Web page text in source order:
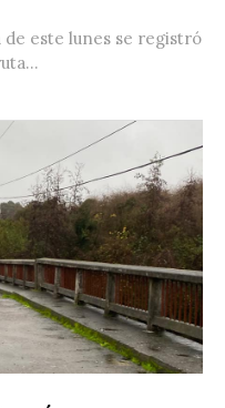
de este lunes se registró